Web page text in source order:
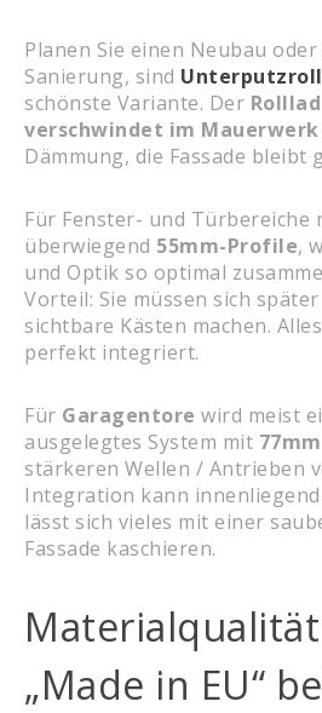
Planen Sie einen Neubau
Sanierung, sind
schönste Variante. Der
verschwindet im Mauerwerk
Dämmung, die Fassade bleibt
Für Fenster- und Türbereiche
überwiegend 55mm-Profile,
und Optik so optimal
Vorteil: Sie müssen sich
sichtbare Kästen machen.
perfekt integriert.
Für Garagentore wird meist
ausgelegtes System mit
stärkeren Wellen / Antrieben
Integration kann
lässt sich vieles mit einer
Fassade kaschieren.
„Made in EU“